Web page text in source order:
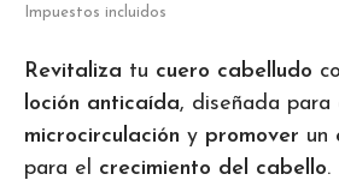
Impuestos incluidos
Revitaliza tu cuero cabelludo
loción anticaída, diseñada para
microcirculación y promover un
para el crecimiento del cabello.